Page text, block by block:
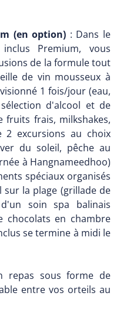
(en option) : Dans le
Premium, vous
de la formule tout
de vin mousseux à
1 fois/jour (eau,
d'alcool et de
frais, milkshakes,
2 excursions au choix
du soleil, pêche au
à Hangnameedhoo)
spéciaux organisés
la plage (grillade de
soin spa balinais
chocolats en chambre
se termine à midi le
repas sous forme de
entre vos orteils au